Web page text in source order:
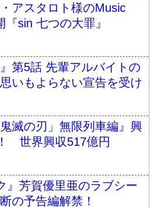
アスタロト様のMusic
『sin 七つの大罪』
』第5話 先輩アルバイトの
いもよらない宣告を受け
鬼滅の刃」無限列車編』興
世界興収517億円
』芳賀優里亜のラブシー
の予告編解禁！